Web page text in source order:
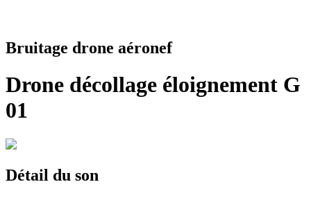
Bruitage drone aéronef
Drone décollage éloignement G
01
Détail du son